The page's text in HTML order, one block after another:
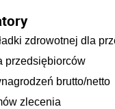
zdrowotnej dla
przedsiębiorców
brutto/netto
zlecenia